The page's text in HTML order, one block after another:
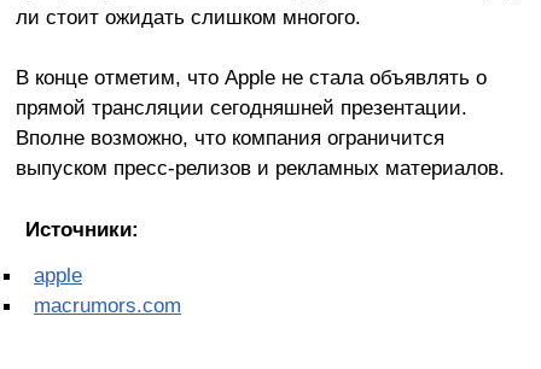
ли стоит ожидать слишком многого.
В конце отметим, что Apple не стала объявлять о
прямой трансляции сегодняшней презентации.
Вполне возможно, что компания ограничится
выпуском пресс-релизов и рекламных материалов.
Источники:
apple
macrumors.com